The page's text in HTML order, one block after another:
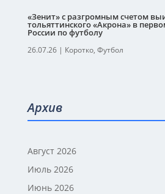
«Зенит» с разгромным счетом
тольяттинского «Акрона» в
России по футболу
26.07.26| Коротко, Футбол
Архив
Август 2026
Июль 2026
Июнь 2026